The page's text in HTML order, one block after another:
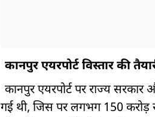
कानपुर एयरपोर्ट विस्तार की
कानपुर एयरपोर्ट पर राज्य
गई थी, जिस पर लगभग 150 करोड़